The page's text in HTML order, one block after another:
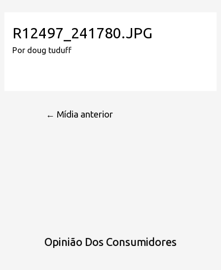
R12497_241780.JPG
Por doug tuduff
← Mídia anterior
Opinião Dos Consumidores